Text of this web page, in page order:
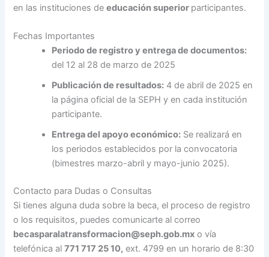
en las instituciones deeducación superior participantes.
Fechas Importantes
Periodo de registro y entrega de documentos:
del 12 al 28 de marzo de 2025
Publicación de resultados: 4 de abril de 2025 en
la página oficial de la SEPH y en cada institución
participante.
Entrega del apoyo económico: Se realizará en
los periodos establecidos por la convocatoria
(bimestres marzo-abril y mayo-junio 2025).
Contacto para Dudas o Consultas
Si tienes alguna duda sobre la beca, el proceso de registro
o los requisitos, puedes comunicarte al correo
becasparalatransformacion@seph.gob.mx o vía
telefónica al771 717 25 10, ext. 4799 en un horario de 8:30